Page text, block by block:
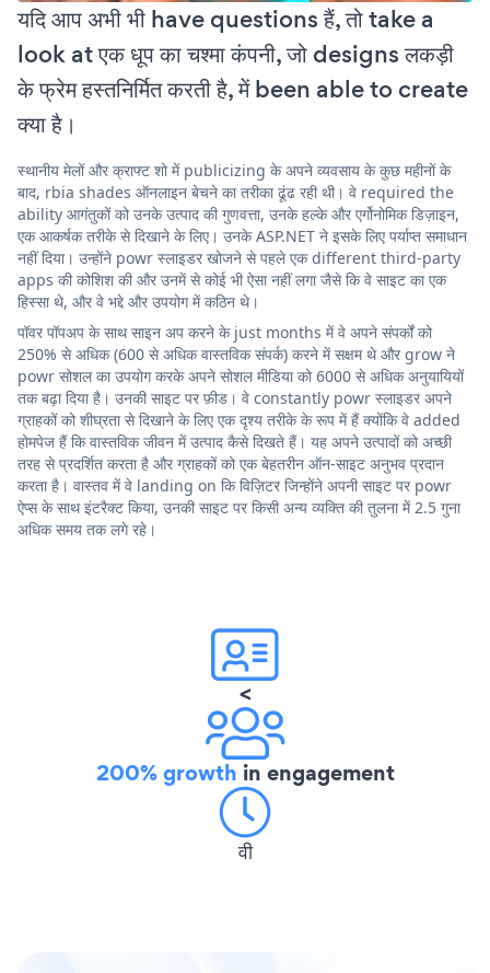
यदि आप अभी भी have questions हैं, तो take a
look at एक धूप का चश्मा कंपनी, जो designs लकड़ी
के फ्रेम हस्तनिर्मित करती है, में been able to create
क्या है।
स्थानीय मेलों और क्राफ्ट शो में publicizing के अपने व्यवसाय के कुछ महीनों के
बाद, rbia shades ऑनलाइन बेचने का तरीका ढूंढ रही थी। वे required the
ability आगंतुकों को उनके उत्पाद की गुणवत्ता, उनके हल्के और एर्गोनोमिक डिज़ाइन,
एक आकर्षक तरीके से दिखाने के लिए। उनके ASP.NET ने इसके लिए पर्याप्त समाधान
नहीं दिया। उन्होंने powr स्लाइडर खोजने से पहले एक different third-party
apps की कोशिश की और उनमें से कोई भी ऐसा नहीं लगा जैसे कि वे साइट का एक
हिस्सा थे, और वे भद्दे और उपयोग में कठिन थे।
पॉवर पॉपअप के साथ साइन अप करने के just months में वे अपने संपर्कों को
250% से अधिक (600 से अधिक वास्तविक संपर्क) करने में सक्षम थे और grow ने
powr सोशल का उपयोग करके अपने सोशल मीडिया को 6000 से अधिक अनुयायियों
तक बढ़ा दिया है। उनकी साइट पर फ़ीड। वे constantly powr स्लाइडर अपने
ग्राहकों को शीघ्रता से दिखाने के लिए एक दृश्य तरीके के रूप में हैं क्योंकि वे added
होमपेज हैं कि वास्तविक जीवन में उत्पाद कैसे दिखते हैं। यह अपने उत्पादों को अच्छी
तरह से प्रदर्शित करता है और ग्राहकों को एक बेहतरीन ऑन-साइट अनुभव प्रदान
करता है। वास्तव में वे landing on कि विज़िटर जिन्होंने अपनी साइट पर powr
ऐप्स के साथ इंटरैक्ट किया, उनकी साइट पर किसी अन्य व्यक्ति की तुलना में 2.5 गुना
अधिक समय तक लगे रहे।
<
200% growth in engagement
वी